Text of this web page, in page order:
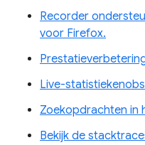
Recorder
voor Firefox.
Live-
Zoekopdrachten in
Bekijk de